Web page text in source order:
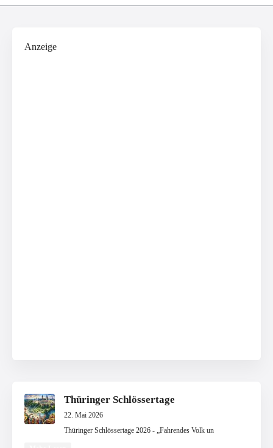
Anzeige
Thüringer Schlössertage
22. Mai 2026
Thüringer Schlössertage 2026 - „Fahrendes Volk un